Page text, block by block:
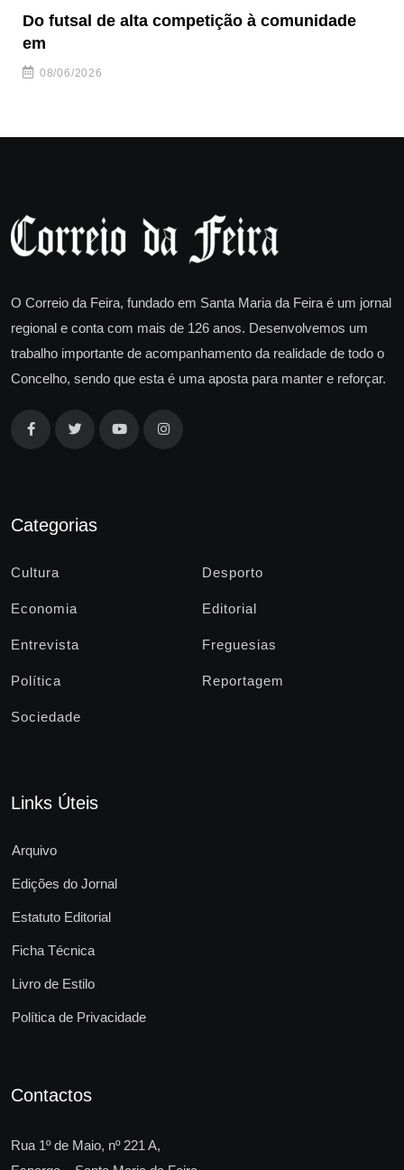
Do futsal de alta competição à comunidade
em
08/06/2026
O Correio da Feira, fundado em Santa Maria da Feira é um jornal
regional e conta com mais de 126 anos. Desenvolvemos um
trabalho importante de acompanhamento da realidade de todo o
Concelho, sendo que esta é uma aposta para manter e reforçar.
Categorias
Cultura Desporto
Economia Editorial
Entrevista Freguesias
Política Reportagem
Sociedade
Links Úteis
Arquivo
Edições do Jornal
Estatuto Editorial
Ficha Técnica
Livro de Estilo
Política de Privacidade
Contactos
Rua 1º de Maio, nº 221 A,